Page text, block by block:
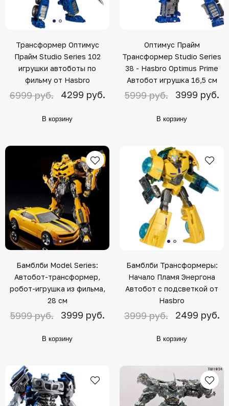
Трансформер Оптимус
Прайм Studio Series 102
игрушки автоботы по
фильму от Hasbro
6999 руб. 4299 руб.
В корзину
Оптимус Прайм
Трансформер Studio Series
38 - Hasbro Optimus Prime
Автобот игрушка 16,5 см
5999 руб. 3999 руб.
В корзину
Бамблби Model Series:
Автобот-трансформер,
робот-игрушка из фильма,
28 см
5999 руб. 3999 руб.
В корзину
Бамблби Трансформеры:
Начало Пламя Энергона
Автобот с подсветкой от
Hasbro
3999 руб. 2499 руб.
В корзину